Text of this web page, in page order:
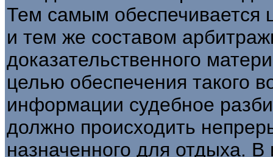
Тем самым обеспечивается
и тем же составом
доказательственного
целью обеспечения такого
информации судебное
должно происходить
назначенного для отдыха.